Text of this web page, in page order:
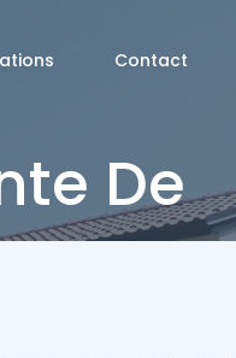
Contact
De